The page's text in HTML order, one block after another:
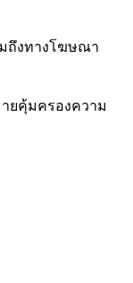
ถึงทางโฆษณา
ายคุ้มครองความ